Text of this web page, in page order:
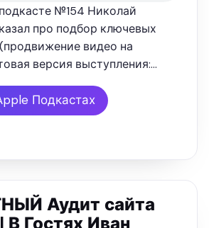
№154 Николай
про подбор ключевых
видео на
версия выступления:
об очень интересной
ключевые слова для …
Подкастах
Аудит сайта
Гостях Иван